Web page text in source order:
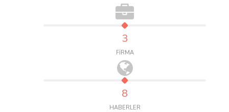
3
FİRMA
8
HABERLER